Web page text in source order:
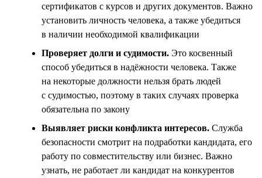
сертификатов с курсов и других документов. Важно
установить личность человека, а также убедиться
в наличии необходимой квалификации
Проверяет долги и судимости. Это косвенный
способ убедиться в надёжности человека. Также
на некоторые должности нельзя брать людей
с судимостью, поэтому в таких случаях проверка
обязательна по закону
Выявляет риски конфликта интересов. Служба
безопасности смотрит на подработки кандидата, его
работу по совместительству или бизнес. Важно
узнать, не работает ли кандидат на конкурентов